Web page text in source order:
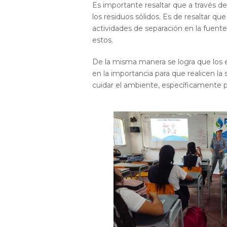
Es importante resaltar que a través
los residuos sólidos. Es de resaltar
actividades de separación en la
estos.
De la misma manera se logra que
en la importancia para que realicen la
cuidar el ambiente, específicamente